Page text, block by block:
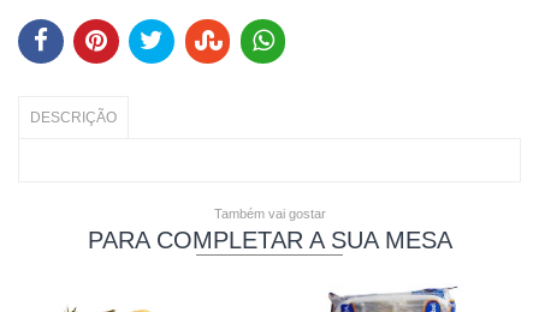
DESCRIÇÃO
Também vai gostar
PARA COMPLETAR A SUA MESA